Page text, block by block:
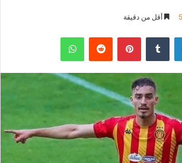
أقل من دقيقة
لينكدإن بينتيريست واتساب